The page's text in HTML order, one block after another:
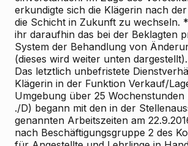
erkundigte sich die Klägerin nach
die Schicht in Zukunft zu
ihr daraufhin das bei der Beklagten
System der Behandlung von
(dieses wird weiter unten dargestellt).
Das letztlich unbefristete
Klägerin in der Funktion Verkauf/
Umgebung über 25 Wochenstunden
./D) begann mit den in der
genannten Arbeitszeiten am
nach Beschäftigungsgruppe 2 des